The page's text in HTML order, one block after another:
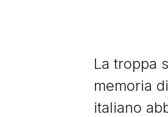
La troppa
memoria
italiano